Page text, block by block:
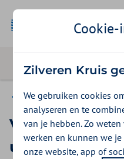
Vergoedingen
Verpleging en
uw eigen
Zilveren Kruis
We gebruiken cookies
analyseren en te
van je hebben. Zo
werken en kunnen we
onze website, app of